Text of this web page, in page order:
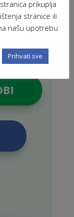
prikuplja
stranice ili
našu upotrebu
Prihvati sve